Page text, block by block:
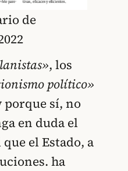
de
, los
político»
porque sí, no
en duda el
el Estado, a
ha